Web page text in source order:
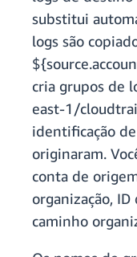
substitui
logs são
cria grupos de
east-1/
identificação
originaram.
conta de
organização,
caminho